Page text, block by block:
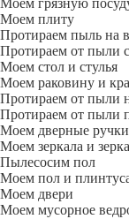
Моем грязную
Моем плиту
Протираем пыль на
Протираем от пыли
Моем стол и стулья
Моем раковину и
Протираем от пыли
Протираем от пыли
Моем дверные ручки
Моем зеркала и
Пылесосим пол
Моем пол и
Моем двери
Моем мусорное